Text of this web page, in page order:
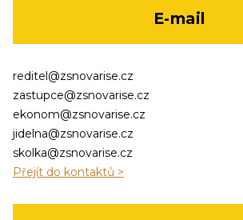
E-mail
reditel@zsnovarise.cz
zastupce@zsnovarise.cz
ekonom@zsnovarise.cz
jidelna@zsnovarise.cz
skolka@zsnovarise.cz
Přejít do kontaktů >